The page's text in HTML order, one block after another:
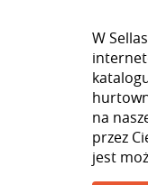
W
na
przez
jest